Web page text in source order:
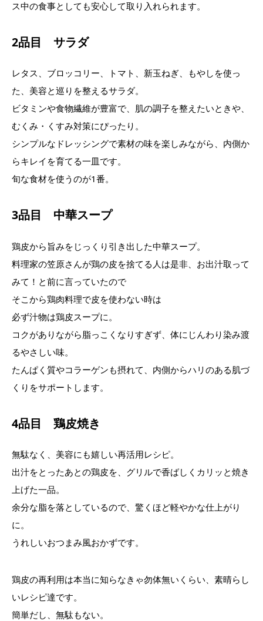
ス中の食事としても安心して取り入れられます。
2品目 サラダ
レタス、ブロッコリー、トマト、新玉ねぎ、もやしを使っ
た、美容と巡りを整えるサラダ。
ビタミンや食物繊維が豊富で、肌の調子を整えたいときや、
むくみ・くすみ対策にぴったり。
シンプルなドレッシングで素材の味を楽しみながら、内側か
らキレイを育てる一皿です。
旬な食材を使うのが1番。
3品目 中華スープ
鶏皮から旨みをじっくり引き出した中華スープ。
料理家の笠原さんが鶏の皮を捨てる人は是非、お出汁取って
みて！と前に言っていたので
そこから鶏肉料理で皮を使わない時は
必ず汁物は鶏皮スープに。
コクがありながら脂っこくなりすぎず、体にじんわり染み渡
るやさしい味。
たんぱく質やコラーゲンも摂れて、内側からハリのある肌づ
くりをサポートします。
4品目 鶏皮焼き
無駄なく、美容にも嬉しい再活用レシピ。
出汁をとったあとの鶏皮を、グリルで香ばしくカリッと焼き
上げた一品。
余分な脂を落としているので、驚くほど軽やかな仕上がり
に。
うれしいおつまみ風おかずです。
鶏皮の再利用は本当に知らなきゃ勿体無いくらい、素晴らし
いレシピ達です。
簡単だし、無駄もない。